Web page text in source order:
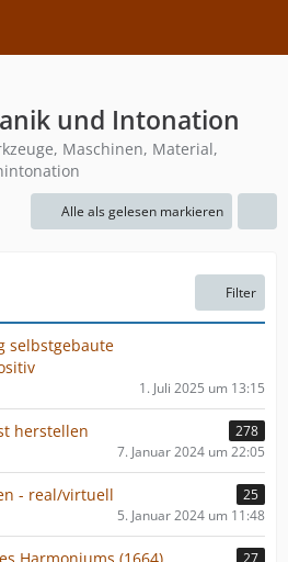
und Intonation
Maschinen, Material,
Alle als gelesen markieren
Filter
selbstgebaute
1. Juli 2025 um 13:15
herstellen
278
7. Januar 2024 um 22:05
- real/virtuell
25
5. Januar 2024 um 11:48
27